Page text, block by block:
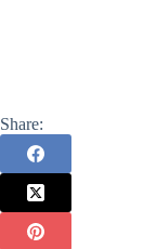
Share: